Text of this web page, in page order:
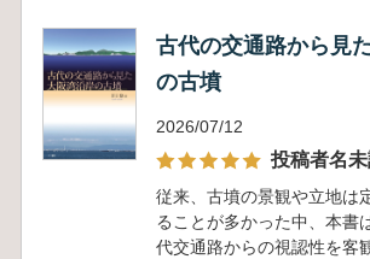
古代の交通路から見
の古墳
2026/07/12
投稿者名
従来、古墳の景観や立地は
ることが多かった中、本書
代交通路からの視認性を客